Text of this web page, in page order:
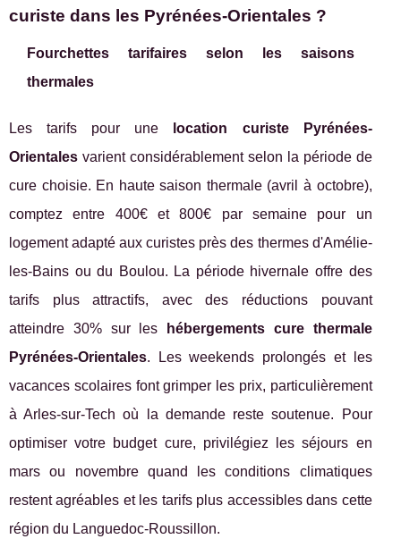
curiste dans les Pyrénées-Orientales ?
Fourchettes tarifaires selon les saisons
thermales
Les tarifs pour une
location curiste Pyrénées-
Orientales varient considérablement selon la période de
cure choisie. En haute saison thermale (avril à octobre),
comptez entre 400€ et 800€ par semaine pour un
logement adapté aux curistes près des thermes d'Amélie-
les-Bains ou du Boulou. La période hivernale offre des
tarifs plus attractifs, avec des réductions pouvant
atteindre 30% sur les
hébergements cure thermale
Pyrénées-Orientales. Les weekends prolongés et les
vacances scolaires font grimper les prix, particulièrement
à Arles-sur-Tech où la demande reste soutenue. Pour
optimiser votre budget cure, privilégiez les séjours en
mars ou novembre quand les conditions climatiques
restent agréables et les tarifs plus accessibles dans cette
région du Languedoc-Roussillon.